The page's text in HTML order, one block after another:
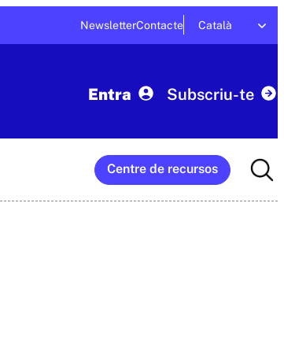
NewsletterContacte Català
Entra Subscriu-te
Centre de recursos
for: